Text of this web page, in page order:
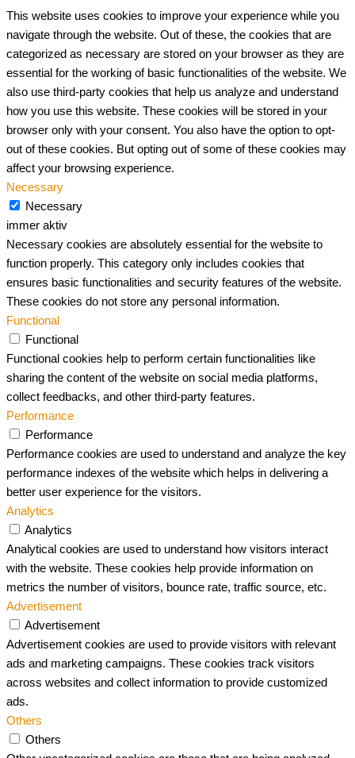
This website uses cookies to improve your experience while you
navigate through the website. Out of these, the cookies that are
categorized as necessary are stored on your browser as they are
essential for the working of basic functionalities of the website. We
also use third-party cookies that help us analyze and understand
how you use this website. These cookies will be stored in your
browser only with your consent. You also have the option to opt-
out of these cookies. But opting out of some of these cookies may
affect your browsing experience.
Necessary
Necessary
immer aktiv
Necessary cookies are absolutely essential for the website to
function properly. This category only includes cookies that
ensures basic functionalities and security features of the website.
These cookies do not store any personal information.
Functional
Functional
Functional cookies help to perform certain functionalities like
sharing the content of the website on social media platforms,
collect feedbacks, and other third-party features.
Performance
Performance
Performance cookies are used to understand and analyze the key
performance indexes of the website which helps in delivering a
better user experience for the visitors.
Analytics
Analytics
Analytical cookies are used to understand how visitors interact
with the website. These cookies help provide information on
metrics the number of visitors, bounce rate, traffic source, etc.
Advertisement
Advertisement
Advertisement cookies are used to provide visitors with relevant
ads and marketing campaigns. These cookies track visitors
across websites and collect information to provide customized
ads.
Others
Others